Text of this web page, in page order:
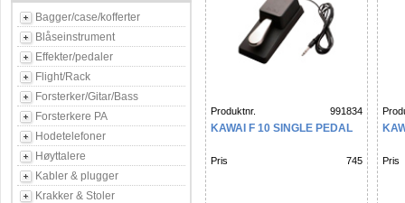
Bagger/case/kofferter
Blåseinstrument
Effekter/pedaler
Flight/Rack
Forsterker/Gitar/Bass
Forsterkere PA
Hodetelefoner
Høyttalere
Kabler & plugger
Krakker & Stoler
Produktnr. 991834
KAWAI F 10 SINGLE PEDAL
Pris 745 Pris